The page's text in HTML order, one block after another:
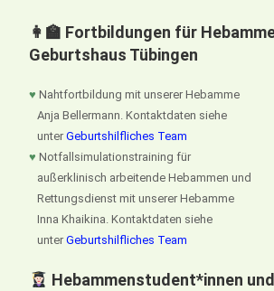
👩‍🏫 Fortbildungen für
Geburtshaus Tübingen
♥ Nahtfortbildung mit unserer Hebamme
Anja Bellermann. Kontaktdaten siehe
unterGeburtshilfliches Team
♥ Notfallsimulationstraining für
außerklinisch arbeitende Hebammen und
Rettungsdienst mit unserer Hebamme
Inna Khaikina. Kontaktdaten siehe
unterGeburtshilfliches Team
Hebammenstudent*innen und